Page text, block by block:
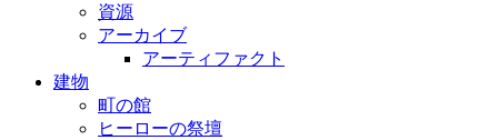
資源
アーカイブ
アーティファクト
建物
町の館
ヒーローの祭壇